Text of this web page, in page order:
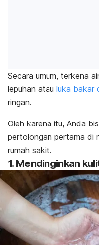
Secara umum, terkena
lepuhan atau luka bakar
ringan.
Oleh karena itu, Anda
pertolongan pertama di
rumah sakit.
1. Mendinginkan